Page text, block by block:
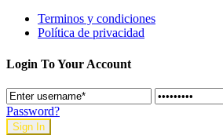
Terminos y condiciones
Política de privacidad
Login To Your Account
Password?